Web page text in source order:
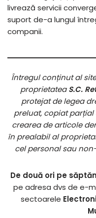
livrează servicii
suport de-a lungul
companii.
Întregul conținut al
proprietateaS.C.
protejat de legea
preluat, copiat
crearea de articole
în prealabil al
cel personal sau
De două ori pe
pe adresa dvs de e-
sectoarele